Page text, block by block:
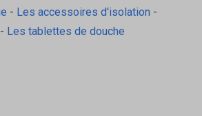
- Les accessoires d'isolation -
- Les tablettes de douche